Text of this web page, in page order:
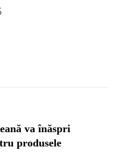
va înăspri
produsele